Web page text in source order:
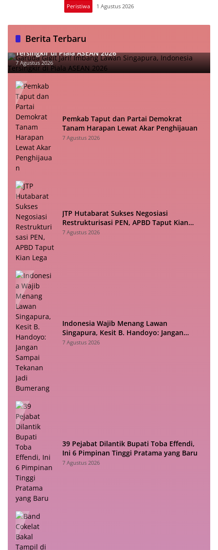
Peristiwa 1 Agustus 2026
Berita Terbaru
Garuda Gigit Jari! Imbang Lawan Singapura, Indonesia
Tersingkir di Piala ASEAN 2026
7 Agustus 2026
Pemkab Taput dan Partai Demokrat
Tanam Harapan Lewat Akar Penghijauan
7 Agustus 2026
JTP Hutabarat Sukses Negosiasi
Restrukturisasi PEN, APBD Taput Kian
Lega
7 Agustus 2026
Indonesia Wajib Menang Lawan
Singapura, Kesit B. Handoyo: Jangan
Sampai Tekanan Jadi Bumerang
7 Agustus 2026
39 Pejabat Dilantik Bupati Toba Effendi,
Ini 6 Pimpinan Tinggi Pratama yang Baru
7 Agustus 2026